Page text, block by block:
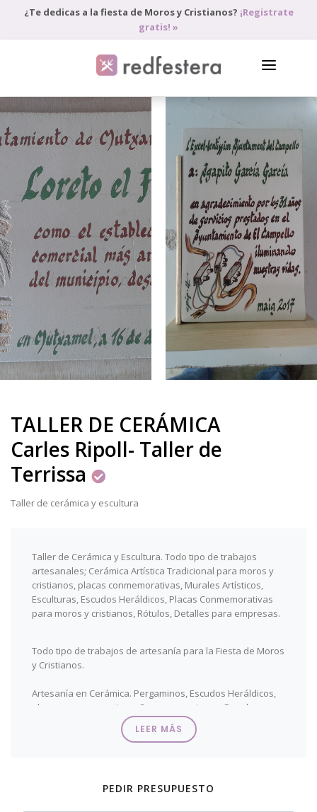
¿Te dedicas a la fiesta de Moros y Cristianos? ¡Registrate
gratis! »
DIRECTORIO DE PROFESIONALES
PEDIR PRESUPUESTO
BLOG
ANÚNCIATE
ACCEDE
TALLER DE CERÁMICA
Carles Ripoll- Taller de
Terrissa
Taller de cerámica y escultura
Taller de Cerámica y Escultura. Todo tipo de trabajos
artesanales; Cerámica Artística Tradicional para moros y
cristianos, placas conmemorativas, Murales Artísticos,
Esculturas, Escudos Heráldicos, Placas Conmemorativas
para moros y cristianos, Rótulos, Detalles para empresas.
Todo tipo de trabajos de artesanía para la Fiesta de Moros
y Cristianos.
Artesanía en Cerámica. Pergaminos, Escudos Heráldicos,
placas conmemorativas, Conmemoraciones, Regalos y
Trabajamos cualquier tipo de encargo. Vea nuestro
LEER MÁS
PEDIR PRESUPUESTO